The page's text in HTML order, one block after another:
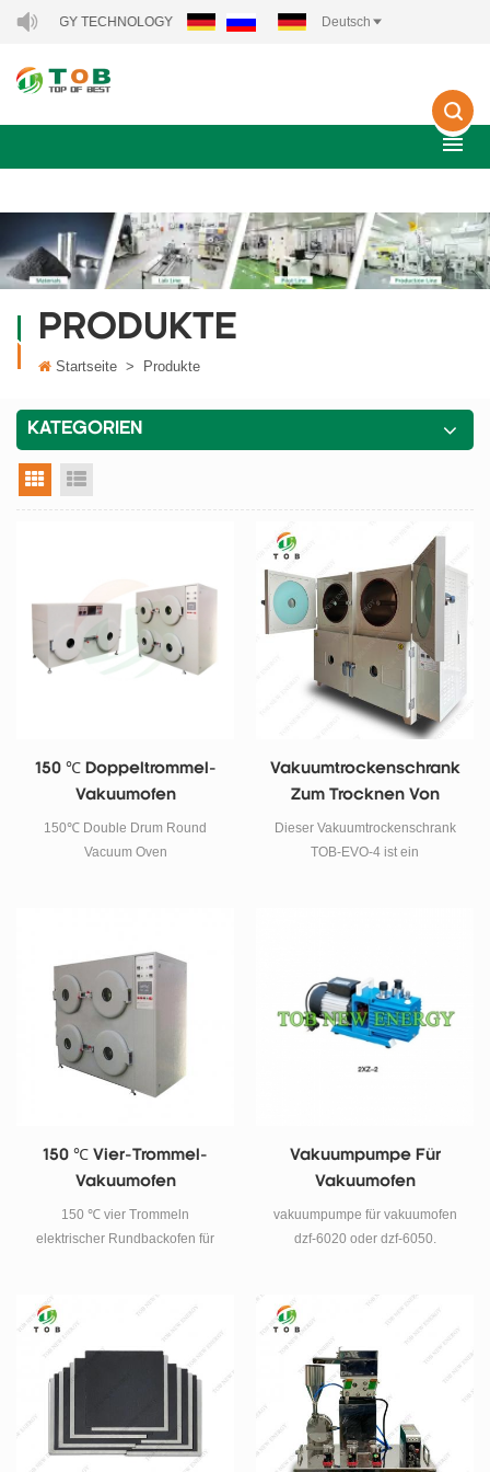
TECHNOLOGY CO., LTD.. Deutsch
PRODUKTE
Startseite > Produkte
KATEGORIEN
Rasteransicht
150 ℃ Doppeltrommel-
Vakuumofen
150℃ Double Drum Round
Vacuum Oven
Vakuumtrockenschrank
Zum Trocknen Von
Batterieelektrodenrolle
N
Dieser Vakuumtrockenschrank
TOB-EVO-4 ist ein
150 ℃ Vier-Trommel-
Vakuumofen
150 ℃ vier Trommeln
elektrischer Rundbackofen für
Produktionslinie Spezifikationen
Der Umlaufvakuumofen ist für
die Trocknungsprozesse der
Ionenbatterieelektroden zur
Vakuumofen-Arbeitsraum ist mit
einem zylindrischen Ausleger
Vakuumpumpe Für
Vakuumofen
vakuumpumpe für vakuumofen
dzf-6020 oder dzf-6050.